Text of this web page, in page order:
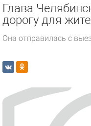
Глава
дорогу для
Она отправилась с